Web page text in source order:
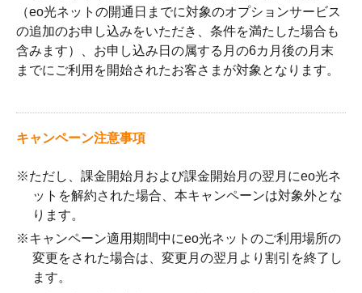
（eo光ネットの開通日までに対象のオプションサービス
の追加のお申し込みをいただき、条件を満たした場合も
含みます）、お申し込み日の属する月の6カ月後の月末
までにご利用を開始されたお客さまが対象となります。
キャンペーン注意事項
※ただし、課金開始月および課金開始月の翌月にeo光ネ
ットを解約された場合、本キャンペーンは対象外とな
ります。
※キャンペーン適用期間中にeo光ネットのご利用場所の
変更をされた場合は、変更月の翌月より割引を終了し
ます。